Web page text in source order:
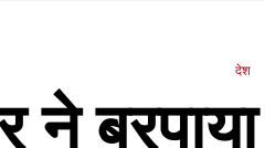
देश
ने